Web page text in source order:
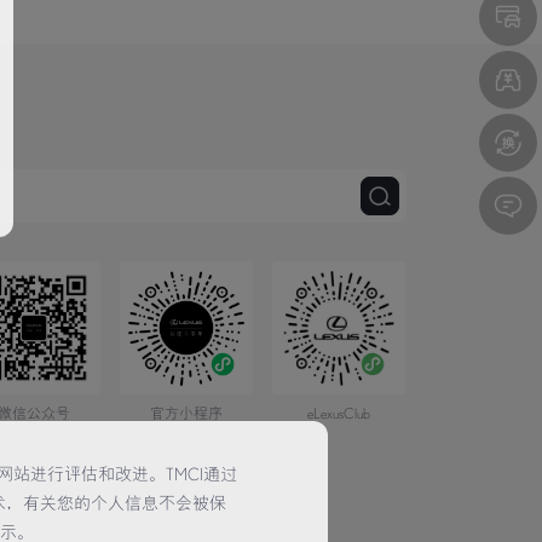
站进行评估和改进。TMCI通过
有关您的个人信息不会被保
。
信公众号 官方小程序 eLexusClub